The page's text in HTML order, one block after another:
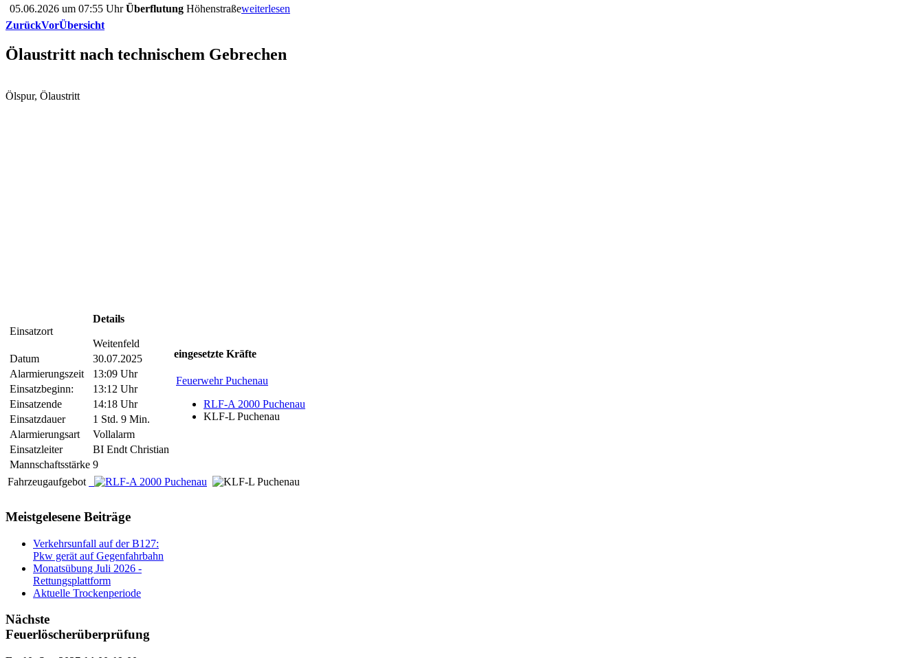
05.06.2026 um 07:55 UhrÜberflutung Höhenstraßeweiterlesen
ZurückVorÜbersicht
Ölaustritt nach technischem Gebrechen
Ölspur, Ölaustritt
Einsatzort
Details
Weitenfeld
Datum
30.07.2025
Alarmierungszeit
13:09 Uhr
Einsatzbeginn:
13:12 Uhr
Einsatzende
14:18 Uhr
Einsatzdauer
1 Std. 9 Min.
Alarmierungsart
Vollalarm
Einsatzleiter
BI Endt Christian
Mannschaftsstärke 9
eingesetzte Kräfte
Feuerwehr Puchenau
RLF-A 2000 Puchenau
KLF-L Puchenau
Fahrzeugaufgebot
Meistgelesene Beiträge
Verkehrsunfall auf der B127:
Pkw gerät auf Gegenfahrbahn
Monatsübung Juli 2026 -
Rettungsplattform
Aktuelle Trockenperiode
Nächste
Feuerlöscherüberprüfung